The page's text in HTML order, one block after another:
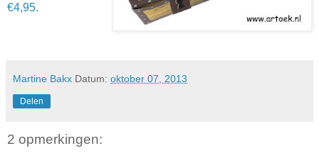
€4,95.
Martine Bakx Datum: oktober 07, 2013
Delen
2 opmerkingen: